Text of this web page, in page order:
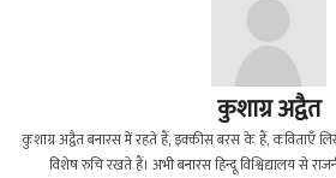
कुशाग्र अद्वैत
कुशाग्र अद्वैत बनारस में रहते हैं, इक्कीस बरस के हैं, कविताएँ
विशेष रुचि रखते हैं। अभी बनारस हिन्दू विश्विद्यालय से